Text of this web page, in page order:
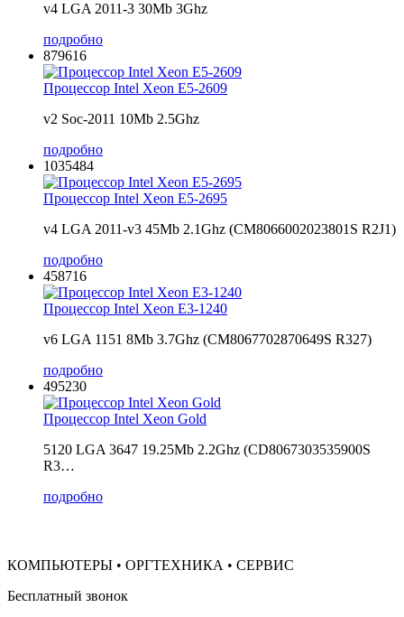
v4 LGA 2011-3 30Mb 3Ghz
подробно
879616
Процессор Intel Xeon E5-2609
v2 Soc-2011 10Mb 2.5Ghz
подробно
1035484
Процессор Intel Xeon E5-2695
v4 LGA 2011-v3 45Mb 2.1Ghz (CM8066002023801S R2J1)
подробно
458716
Процессор Intel Xeon E3-1240
v6 LGA 1151 8Mb 3.7Ghz (CM8067702870649S R327)
подробно
495230
Процессор Intel Xeon Gold
5120 LGA 3647 19.25Mb 2.2Ghz (CD8067303535900S
R3…
подробно
КОМПЬЮТЕРЫ • ОРГТЕХНИКА • СЕРВИС
Бесплатный звонок